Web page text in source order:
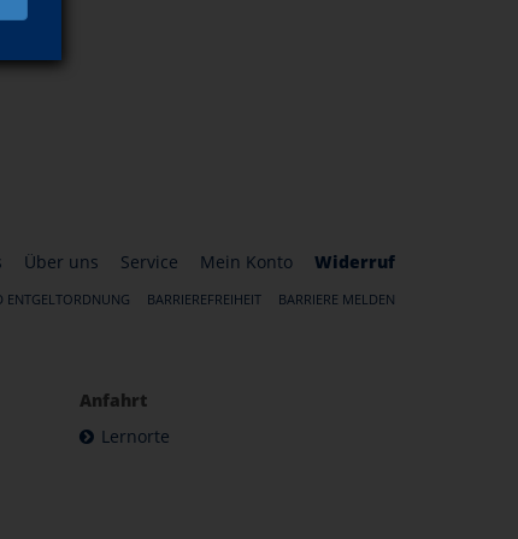
Über uns Service Mein Konto Widerruf
ENTGELTORDNUNG BARRIEREFREIHEIT BARRIERE MELDEN
Anfahrt
Lernorte